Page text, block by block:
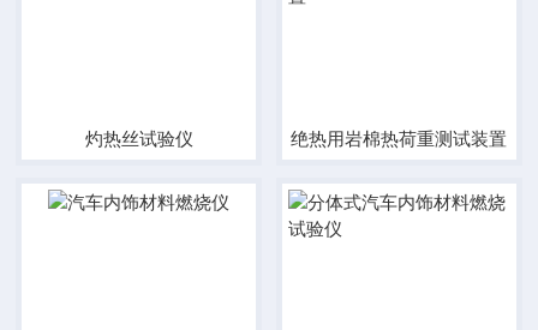
灼热丝试验仪 绝热用岩棉热荷重测试装置